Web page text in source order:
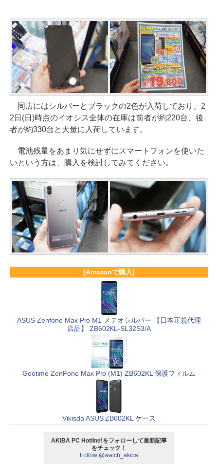
同店にはシルバーとブラックの2色が入荷しており、2
2日(日)時点のイオシス全体の在庫は前者が約220台、後
者が約330台と大量に入荷しています。
電池残量をあまり気にせずにスマートフォンを使いた
いという方は、購入を検討してみてください。
[Amazonで購入]
ASUS Zenfone Max Pro M1 メテオシルバー 【日本正規代理
店品】 ZB602KL-SL32S3/A
Gootime ZenFone Max Pro (M1) ZB602KL 保護フィルム
Vikisda ASUS ZB602KL ケース
AKIBA PC Hotline!をフォローして最新記事
をチェック！
Follow @watch_akiba